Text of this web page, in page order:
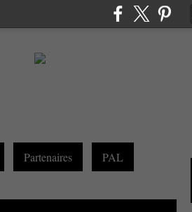
Partenaires PAL